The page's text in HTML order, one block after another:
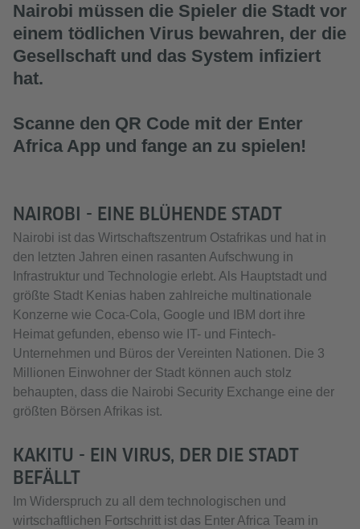
Nairobi müssen die Spieler die Stadt vor
einem tödlichen Virus bewahren, der die
Gesellschaft und das System infiziert
hat.
Scanne den QR Code mit der Enter
Africa App und fange an zu spielen!
NAIROBI - EINE BLÜHENDE STADT
Nairobi ist das Wirtschaftszentrum Ostafrikas und hat in
den letzten Jahren einen rasanten Aufschwung in
Infrastruktur und Technologie erlebt. Als Hauptstadt und
größte Stadt Kenias haben zahlreiche multinationale
Konzerne wie Coca-Cola, Google und IBM dort ihre
Heimat gefunden, ebenso wie IT- und Fintech-
Unternehmen und Büros der Vereinten Nationen. Die 3
Millionen Einwohner der Stadt können auch stolz
behaupten, dass die Nairobi Security Exchange eine der
größten Börsen Afrikas ist.
KAKITU - EIN VIRUS, DER DIE STADT
BEFÄLLT
Im Widerspruch zu all dem technologischen und
wirtschaftlichen Fortschritt ist das Enter Africa Team in